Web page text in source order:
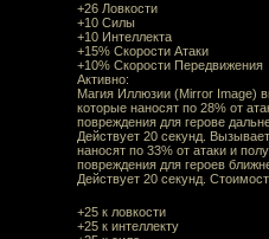
+26 Ловкости
+10 Силы
+10 Интеллекта
+15% Скорости Атаки
+10% Скорости Передвижения
Активно:
Магия Иллюзии (Mirror Image)
которые наносят по 28% от
повреждения для герове
Действует 20 секунд.
наносят по 33% от атаки и
повреждения для героев
Действует 20 секунд.
+25 к ловкости
+25 к интеллекту